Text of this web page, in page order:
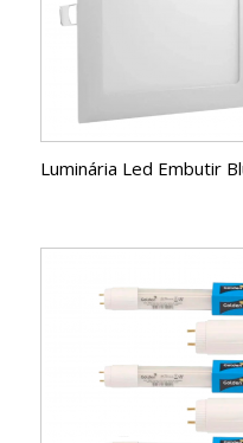
Luminária Led Embutir